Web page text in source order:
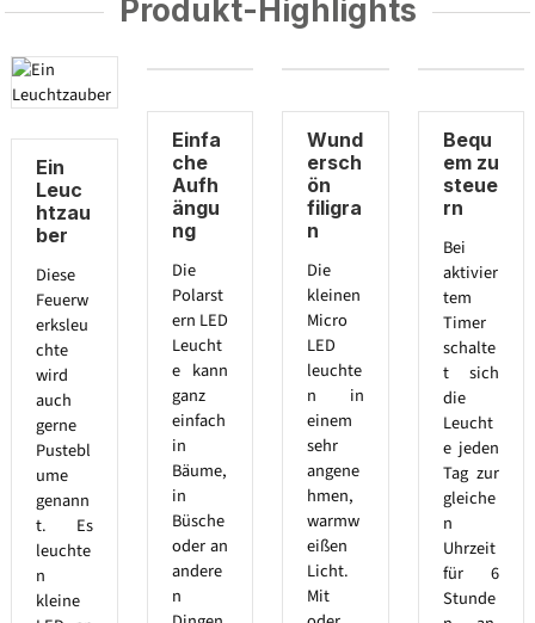
Produkt-Highlights
Ein
Leuc
htzau
ber
Diese
Feuerw
erksleu
chte
wird
auch
gerne
Pustebl
ume
genann
t. Es
leuchte
n
kleine
Einfa
che
Aufh
ängu
ng
Die
Polarst
ern LED
Leucht
e kann
ganz
einfach
in
Bäume,
in
Büsche
oder an
andere
n
Wund
ersch
ön
filigra
n
Die
kleinen
Micro
LED
leuchte
n in
einem
sehr
angene
hmen,
warmw
eißen
Licht.
Mit
Bequ
em zu
steue
rn
Bei
aktivier
tem
Timer
schalte
t sich
die
Leucht
e jeden
Tag zur
gleiche
n
Uhrzeit
für 6
Stunde